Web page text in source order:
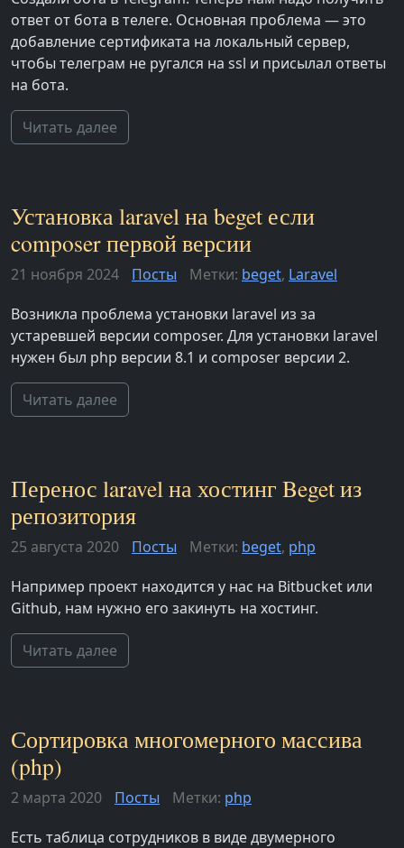
ответ от бота в телеге. Основная проблема — это
добавление сертификата на локальный сервер,
чтобы телеграм не ругался на ssl и присылал ответы
на бота.
Читать далее
Установка laravel на beget если
composer первой версии
21 ноября 2024 Посты Метки: beget, Laravel
Возникла проблема установки laravel из за
устаревшей версии composer. Для установки laravel
нужен был php версии 8.1 и composer версии 2.
Читать далее
Перенос laravel на хостинг Beget из
репозитория
25 августа 2020 Посты Метки: beget, php
Например проект находится у нас на Bitbucket или
Github, нам нужно его закинуть на хостинг.
Читать далее
Сортировка многомерного массива
(php)
2 марта 2020 Посты Метки: php
Есть таблица сотрудников в виде двумерного